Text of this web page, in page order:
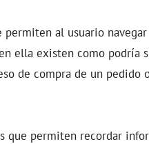
permiten al usuario
ella existen como podría
de compra de un
que permiten recordar